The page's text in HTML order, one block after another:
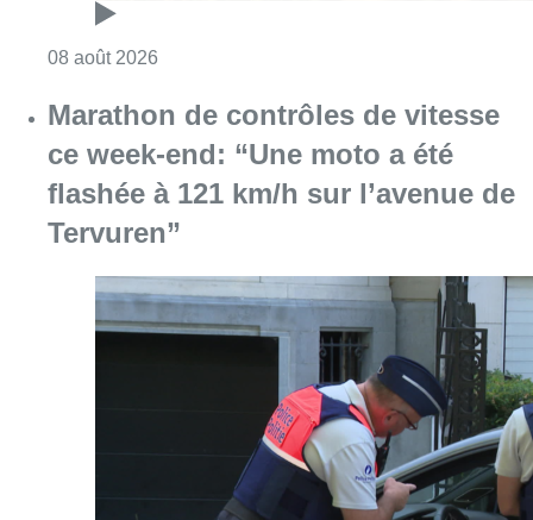
Consulter l'article "Marathon de contrôles
L’Union Saint-Gilloise attire
Bertram Kvist, milieu danois de 21